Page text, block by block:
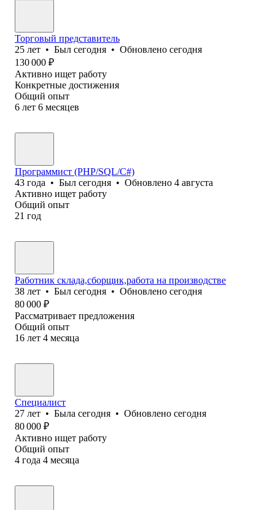
Торговый представитель
25 лет • Был сегодня • Обновлено сегодня
130 000 ₽
Активно ищет работу
Конкретные достижения
Общий опыт
6 лет 6 месяцев
Программист (PHP/SQL/C#)
43 года • Был сегодня • Обновлено 4 августа
Активно ищет работу
Общий опыт
21 год
Работник склада,сборщик,работа на производстве
38 лет • Был сегодня • Обновлено сегодня
80 000 ₽
Рассматривает предложения
Общий опыт
16 лет 4 месяца
Специалист
27 лет • Была сегодня • Обновлено сегодня
80 000 ₽
Активно ищет работу
Общий опыт
4 года 4 месяца